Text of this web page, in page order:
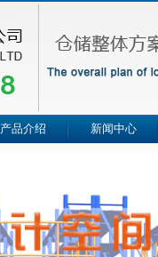
产品介绍 新闻中心